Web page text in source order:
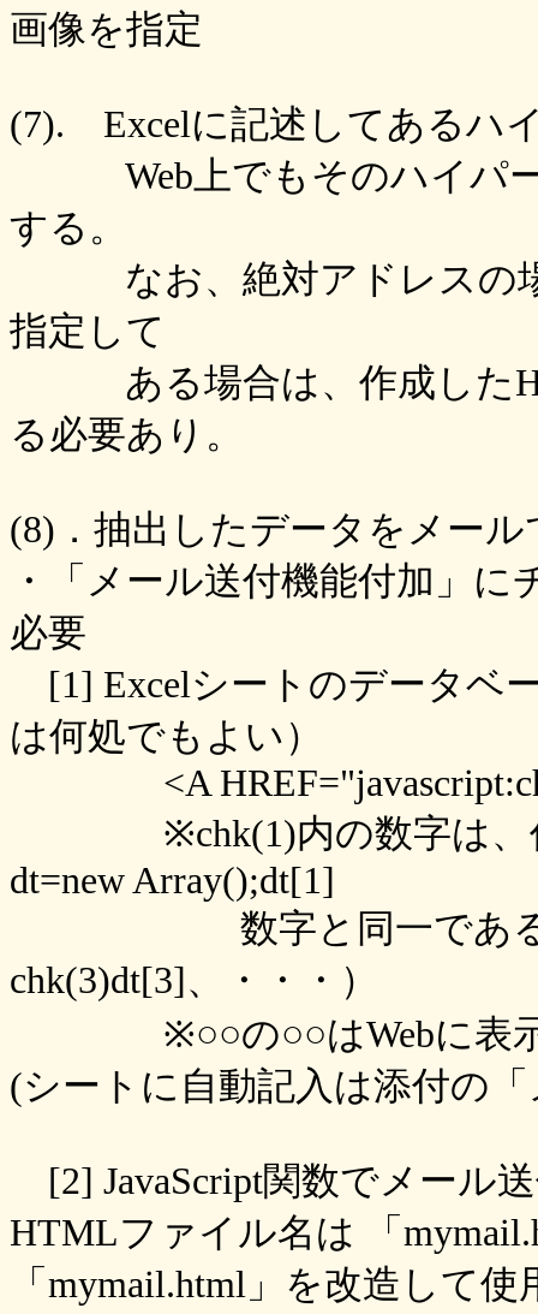
画像を指定
(7). Excelに記述してあるハ
Web上でもそのハイパー
する。
なお、絶対アドレスの場
指定して
ある場合は、作成した
る必要あり。
(8)．抽出したデータをメー
・「メール送付機能付加」
必要
[1] Excelシートのデータベ
は何処でもよい）
<A
※chk(1)内の数字は、作
dt=new Array();dt[1]
数字と同一であるこ
chk(3)dt[3]、・・・）
※○○の○○はWebに表示
(シートに自動記入は添付の
[2] JavaScript関数でメール
HTMLファイル名は 「
「mymail.html」を改造して